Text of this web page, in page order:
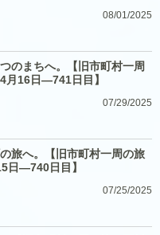
08/01/2025
のまちへ。【旧市町村一周
月16日―741日目】
07/29/2025
旅へ。【旧市町村一周の旅
日―740日目】
07/25/2025